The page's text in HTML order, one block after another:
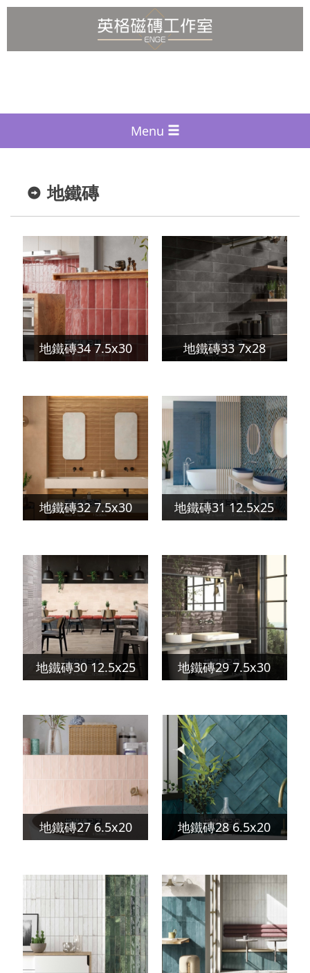
Menu
地鐵磚
地鐵磚34 7.5x30 地鐵磚33 7x28
地鐵磚32 7.5x30 地鐵磚31 12.5x25
地鐵磚30 12.5x25 地鐵磚29 7.5x30
地鐵磚27 6.5x20 地鐵磚28 6.5x20